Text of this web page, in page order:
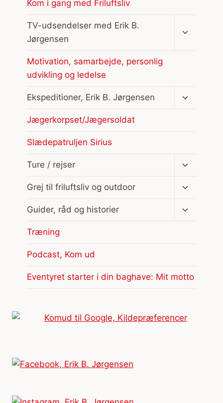
Kom i gang med Friluftsliv
TV-udsendelser med Erik B.
Jørgensen
Motivation, samarbejde, personlig
udvikling og ledelse
Ekspeditioner, Erik B. Jørgensen
Skift
Jægerkorpset/Jægersoldat
Slædepatruljen Sirius
Ture / rejser
Skift
Grej til friluftsliv og outdoor
Skift
Guider, råd og historier
Skift
Træning
Podcast, Kom ud
Eventyret starter i din baghave: Mit motto